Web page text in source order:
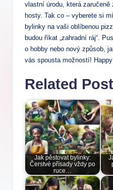
‍vlastní úrodu, která
hosty. Tak co – vyberete si
bylinky na vaši oblíbenou
budou říkat „zahradní ráj“.
o hobby nebo‍ nový způsob,
vás spousta možností!
Related
Jak pěstovat bylinky:
Čerstvé přísady vždy po
ruce…